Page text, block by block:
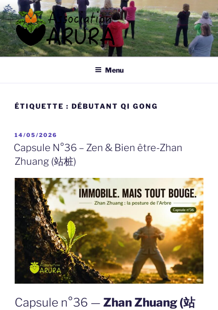
Aller
au
contenu
principal
ARURA
Qi Gong à Tours
Menu
ÉTIQUETTE : DÉBUTANT QI GONG
PUBLIÉ
LE
14/05/2026
Capsule N°36 – Zen & Bien être-Zhan
Zhuang (站桩)
Capsule n°36 — Zhan Zhuang (站